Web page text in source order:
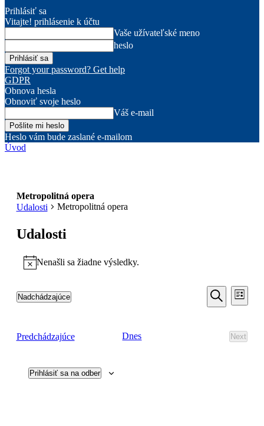
Prihlásiť sa
Vitajte! prihlásenie k účtu
Vaše užívateľské meno
heslo
Forgot your password? Get help
GDPR
Obnova hesla
Obnoviť svoje heslo
Váš e-mail
Heslo vám bude zaslané e-mailom
Úvod
Metropolitná opera
Udalosti
Metropolitná opera
Udalosti
NoticeNenašli sa žiadne výsledky.
Udalosti
Search
Views
Vyhľadať
Zoznam
Nadchádzajúce
PredchádzajúceUdalosti Dnes
Next
Prihlásiť sa na odber